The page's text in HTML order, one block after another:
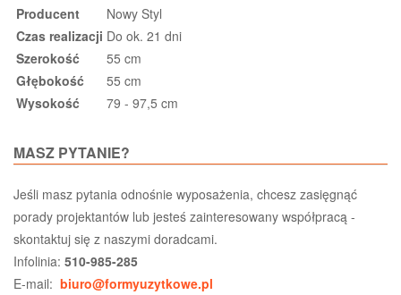
Producent
Nowy Styl
Czas realizacji Do ok. 21 dni
Szerokość
55 cm
Głębokość
55 cm
Wysokość
79 - 97,5 cm
MASZ PYTANIE?
Jeśli masz pytania odnośnie wyposażenia, chcesz zasięgnąć
porady projektantów lub jesteś zainteresowany współpracą -
skontaktuj się z naszymi doradcami.
Infolinia: 510-985-285
E-mail: biuro@formyuzytkowe.pl